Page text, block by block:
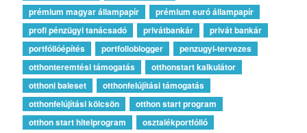
prémium magyar állampapír
prémium euró állampapír
profi pénzügyi tanácsadó
privátbankár
privát bankár
portfólióépítés
portfolioblogger
penzugyi-tervezes
otthonteremtési támogatás
otthonstart kalkulátor
otthoni baleset
otthonfelújítási támogatás
otthonfelújítási kölcsön
otthon start program
otthon start hitelprogram
osztalékportfólió